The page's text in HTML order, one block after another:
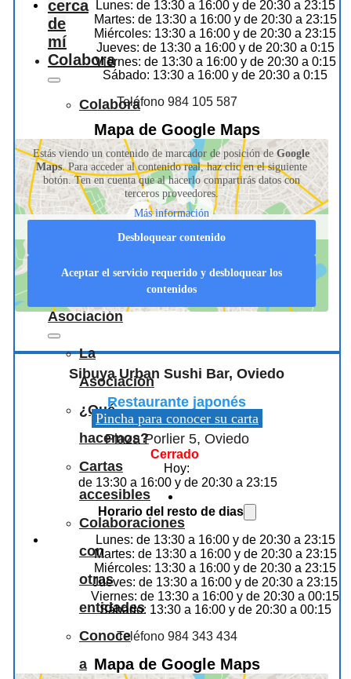
cerca
de
mí
Colabora
Colabora
Información
para
hosteleros
Asociación
La
Asociación
¿Qué
hacemos?
Cartas
accesibles
Colaboraciones
con
otras
entidades
Conoce
a
Lunes: de 13:30 a 16:00 y de 20:30 a 23:15
Martes: de 13:30 a 16:00 y de 20:30 a 23:15
Miércoles: 13:30 a 16:00 y de 20:30 a 23:15
Jueves: de 13:30 a 16:00 y de 20:30 a 0:15
Viernes: de 13:30 a 16:00 y de 20:30 a 0:15
Sábado: 13:30 a 16:00 y de 20:30 a 0:15
Teléfono 984 105 587
Mapa de Google Maps
Estás viendo un contenido de marcador de posición deGoogle
Maps. Para acceder al contenido real, haz clic en el siguiente
botón. Ten en cuenta que al hacerlo compartirás datos con
terceros proveedores.
Más información
Desbloquear contenido
Aceptar el servicio requerido y desbloquear los
contenidos
Sibuya Urban Sushi Bar, Oviedo
Restaurante japonés
Pincha para conocer su carta
Plaza Porlier 5, Oviedo
Cerrado
Hoy:
de 13:30 a 16:00 y de 20:30 a 23:15
Horario del resto de dias
Lunes: de 13:30 a 16:00 y de 20:30 a 23:15
Martes: de 13:30 a 16:00 y de 20:30 a 23:15
Miércoles: 13:30 a 16:00 y de 20:30 a 23:15
Jueves: de 13:30 a 16:00 y de 20:30 a 23:15
Viernes: de 13:30 a 16:00 y de 20:30 a 00:15
Sábado: 13:30 a 16:00 y de 20:30 a 00:15
Teléfono 984 343 434
Mapa de Google Maps